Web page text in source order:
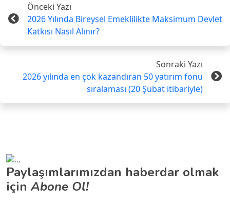
Önceki Yazı
2026 Yılında Bireysel Emeklilikte Maksimum Devlet
Katkısı Nasıl Alınır?
Sonraki Yazı
2026 yılında en çok kazandıran 50 yatırım fonu
sıralaması (20 Şubat itibariyle)
Paylaşımlarımızdan haberdar olmak
için Abone Ol!